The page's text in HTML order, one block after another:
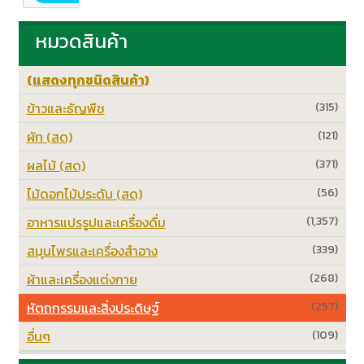
หมวดสินค้า
(แสดงทุกชนิดสินค้า)
(315)
ข้าวและธัญพืช
(121)
ผัก (สด)
(371)
ผลไม้ (สด)
(56)
ไม้ดอกไม้ประดับ (สด)
(1,357)
อาหารแปรรูปและเครื่องดื่ม
(339)
สมุนไพรและเครื่องสำอาง
(268)
ผ้าและเครื่องแต่งกาย
(257)
หัตถกรรมและสิ่งประดิษฐ์
(109)
อื่นๆ